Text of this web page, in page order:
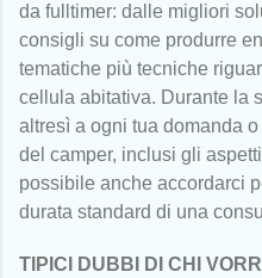
da fulltimer: dalle migliori
consigli su come produrre
tematiche più tecniche
cellula abitativa. Durante la
altresì a ogni tua domanda
del camper, inclusi gli
possibile anche accordarci
durata standard di una
TIPICI DUBBI DI CHI